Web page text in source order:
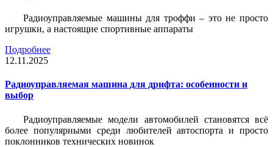
Радиоуправляемые машины для троффи – это не просто
игрушки, а настоящие спортивные аппараты
Подробнее
12.11.2025
Радиоуправляемая машина для дрифта: особенности и
выбор
Радиоуправляемые модели автомобилей становятся всё
более популярными среди любителей автоспорта и просто
поклонников технических новинок